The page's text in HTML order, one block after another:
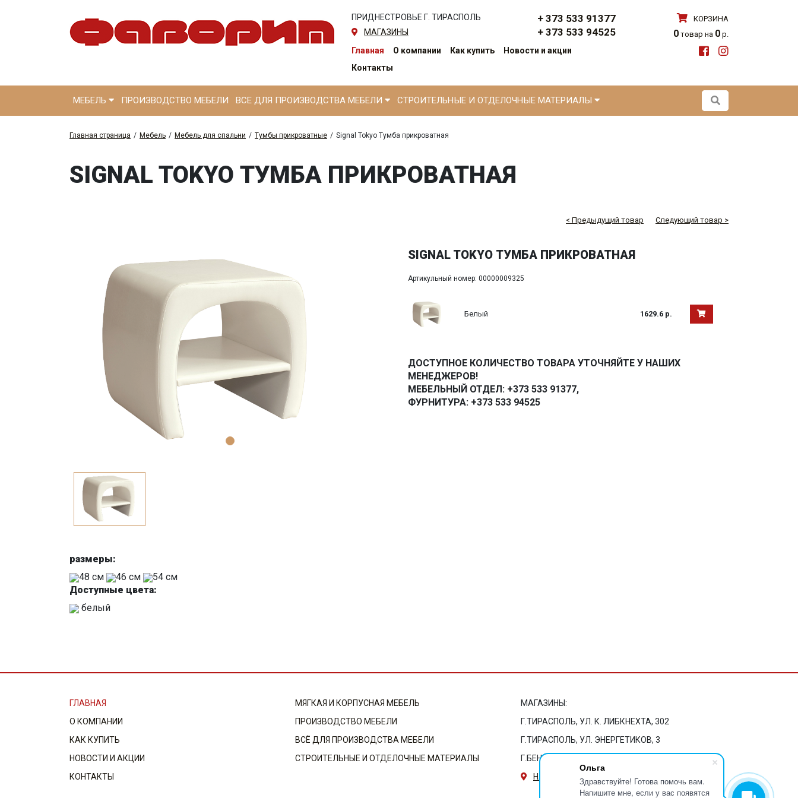
Ольга
Здравствуйте! Готова помочь вам.
Напишите мне, если у вас появятся
ПРИДНЕСТРОВЬЕ Г. ТИРАСПОЛЬ
МАГАЗИНЫ
+ 373 533 91377
+ 373 533 94525
Главная О компании Как купить
Новости и акции
Контакты
КОРЗИНА
0 товар на 0 р.
МЕБЕЛЬ ПРОИЗВОДСТВО МЕБЕЛИ ВСЕ ДЛЯ ПРОИЗВОДСТВА МЕБЕЛИ СТРОИТЕЛЬНЫЕ И ОТДЕЛОЧНЫЕ МАТЕРИАЛЫ
Главная страница / Мебель / Мебель для спальни / Тумбы прикроватные / Signal Tokyo Тумба прикроватная
SIGNAL TOKYO ТУМБА ПРИКРОВАТНАЯ
< Предыдущий товар Следующий товар >
размеры:
48 см
46 см
54 см
Доступные цвета:
белый
SIGNAL TOKYO ТУМБА ПРИКРОВАТНАЯ
Артикульный номер: 00000009325
Белый 1629.6 р.
ДОСТУПНОЕ КОЛИЧЕСТВО ТОВАРА УТОЧНЯЙТЕ У НАШИХ
МЕНЕДЖЕРОВ!
МЕБЕЛЬНЫЙ ОТДЕЛ: +373 533 91377,
ФУРНИТУРА: +373 533 94525
ГЛАВНАЯ
О КОМПАНИИ
КАК КУПИТЬ
НОВОСТИ И АКЦИИ
КОНТАКТЫ
МЯГКАЯ И КОРПУСНАЯ МЕБЕЛЬ
ПРОИЗВОДСТВО МЕБЕЛИ
ВСЁ ДЛЯ ПРОИЗВОДСТВА МЕБЕЛИ
СТРОИТЕЛЬНЫЕ И ОТДЕЛОЧНЫЕ МАТЕРИАЛЫ
МАГАЗИНЫ:
Г.ТИРАСПОЛЬ, УЛ. К. ЛИБКНЕХТА, 302
Г.ТИРАСПОЛЬ, УЛ. ЭНЕРГЕТИКОВ, 3
Г.БЕНДЕРЫ, УЛ. ЕРМАКОВА, 20/1
НА КАРТЕ